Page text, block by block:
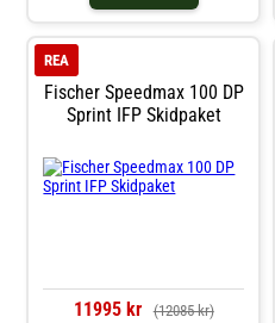
Fischer Speedmax 100 DP
Sprint IFP Skidpaket
REA
11995 kr (12085 kr)